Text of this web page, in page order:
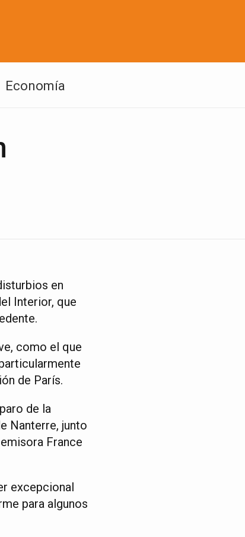
Economía
en
Interior, que
como el que
de París.
de la
Nanterre, junto
France
excepcional
para algunos